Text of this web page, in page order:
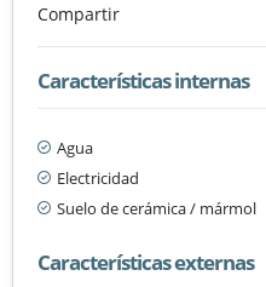
Compartir
Características internas
Agua
Electricidad
Suelo de cerámica / mármol
Características externas